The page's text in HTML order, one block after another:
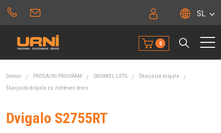
SL
0
Domov PRODAJNI PROGRAM SNORKEL LIFTS
Škarjasta dvigala
Škarjasta dvigala za zahteven teren
Dvigalo S2755RT